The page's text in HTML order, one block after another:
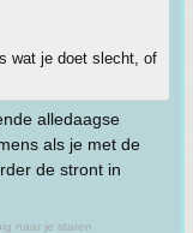
wat je doet slecht, of
alledaagse
als je met de
de stront in
naar je staren